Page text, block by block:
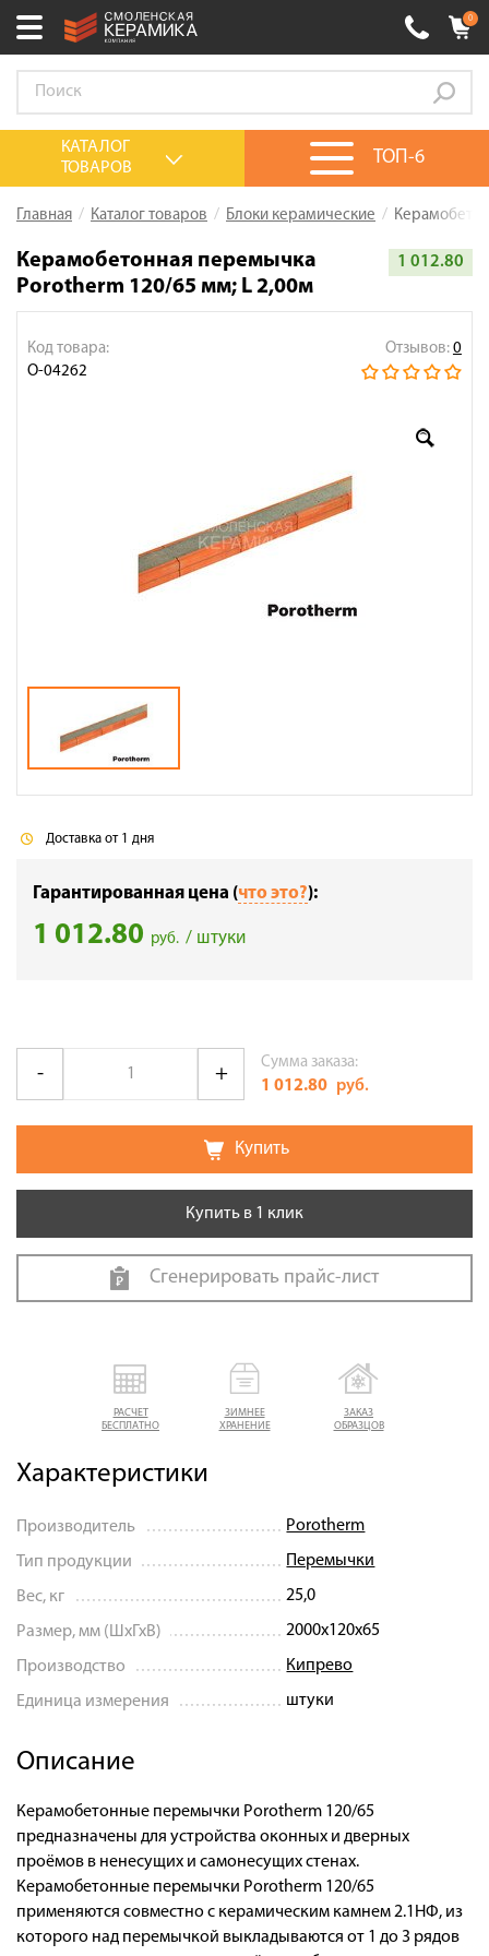
Выберите ваш город:
+7 (4812) 548-777
0 товаров на сумму0.00руб.
Акции
О компании
Сервис
0
ТОП-6
КАТАЛОГ
ТОВАРОВ
Главная Каталог товаров Блоки керамические
Керамобетонная перемычка
Porotherm 120/65 мм; L 2,00м
1 012.80
Отзывов: 0
Код товара:
О-04262
РАСЧЕТ
БЕСПЛАТНО
ЗИМНЕЕ
ХРАНЕНИЕ
ЗАКАЗ
ОБРАЗЦОВ
Характеристики
Производитель Porotherm
Тип продукции Перемычки
Вес, кг 25,0
Размер, мм (ШхГхВ) 2000х120х65
Производство Кипрево
Единица измерения штуки
Описание
Керамобетонные перемычки Porotherm 120/65
предназначены для устройства оконных и дверных
проёмов в ненесущих и самонесущих стенах.
Керамобетонные перемычки Porotherm 120/65
применяются совместно с керамическим камнем 2.1НФ, из
которого над перемычкой выкладываются от 1 до 3 рядов
Доставка от 1 дня
Гарантированная цена (что это?):
1 012.80 руб. / штуки
Сумма заказа:
1 012.80 руб.
Купить
Купить в 1 клик
Сгенерировать прайс-лист